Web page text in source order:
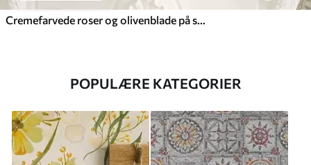
Cremefarvede roser og olivenblade på støvet rosa baggrund
POPULÆRE KATEGORIER